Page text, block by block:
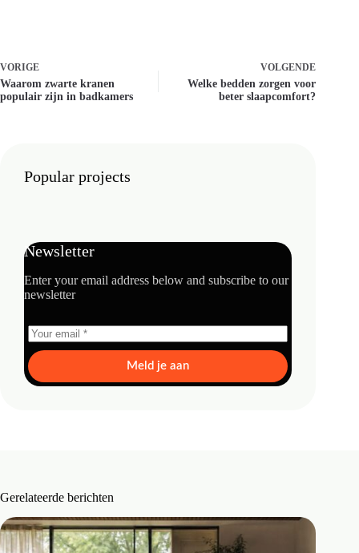
VORIGE
Waarom zwarte kranen
populair zijn in badkamers
VOLGENDE
Welke bedden zorgen voor
beter slaapcomfort?
Popular projects
Newsletter
Enter your email address below and subscribe to our
newsletter
Meld je aan
Gerelateerde berichten